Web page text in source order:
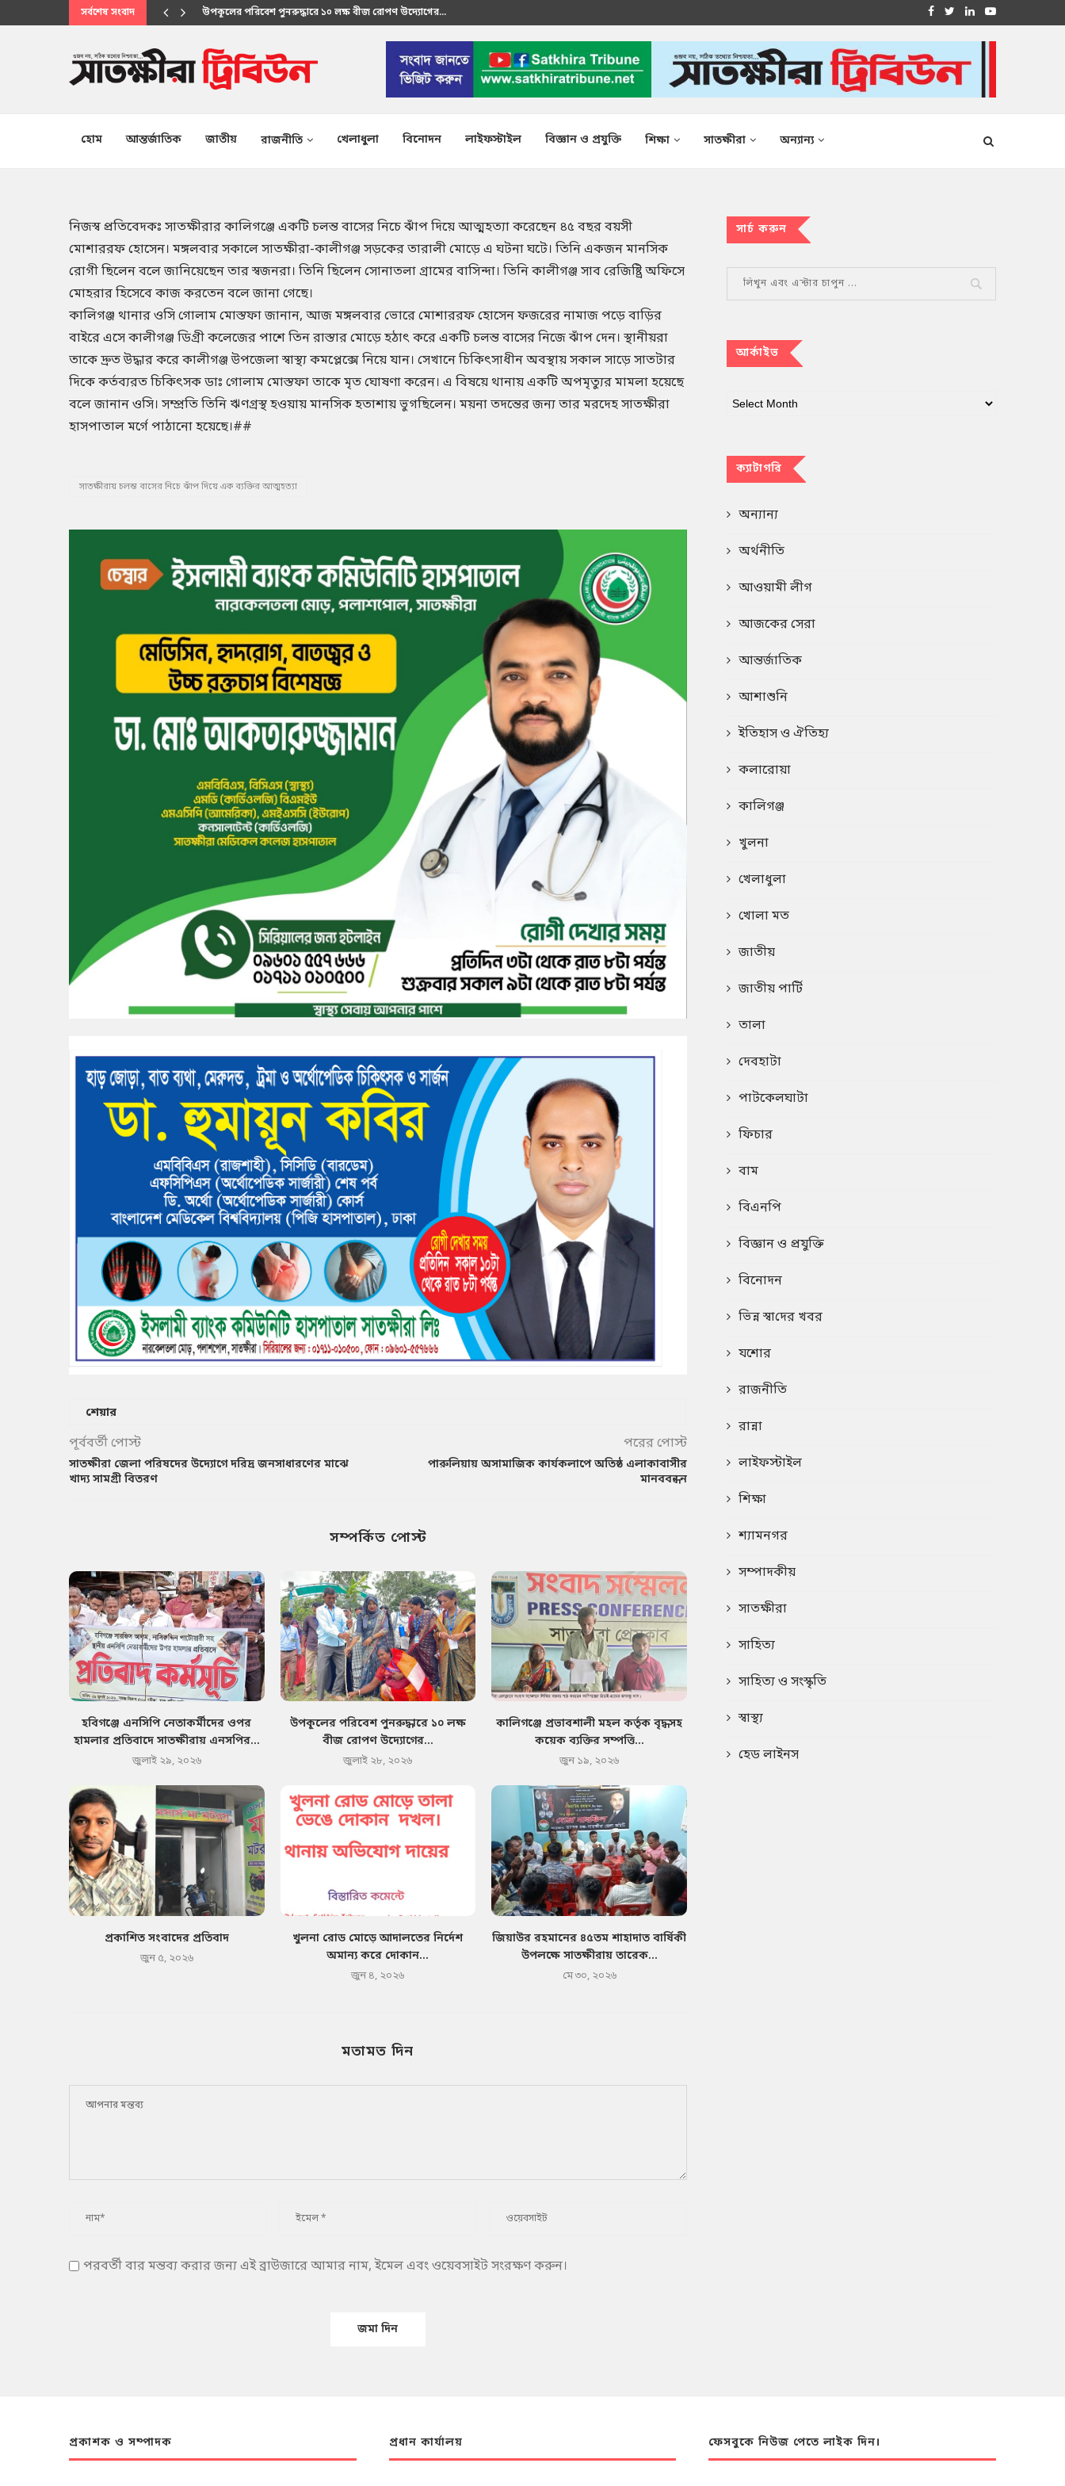
সর্বশেষ সংবাদ মানবিক সেবায় উপকূলবাসীর আস্থার প্রতীক এস এম শাকির...
হোম আন্তর্জাতিক জাতীয় রাজনীতি খেলাধুলা বিনোদন লাইফস্টাইল বিজ্ঞান ও প্রযুক্তি শিক্ষা সাতক্ষীরা অন্যান্য
নিজস্ব প্রতিবেদকঃ সাতক্ষীরার কালিগঞ্জে একটি চলন্ত বাসের নিচে ঝাঁপ দিয়ে আত্মহত্যা করেছেন ৪৫ বছর বয়সী
মোশাররফ হোসেন। মঙ্গলবার সকালে সাতক্ষীরা-কালীগঞ্জ সড়কের তারালী মোড়ে এ ঘটনা ঘটে। তিনি একজন মানসিক
রোগী ছিলেন বলে জানিয়েছেন তার স্বজনরা। তিনি ছিলেন সোনাতলা গ্রামের বাসিন্দা। তিনি কালীগঞ্জ সাব রেজিষ্ট্রি অফিসে
মোহরার হিসেবে কাজ করতেন বলে জানা গেছে।
কালিগঞ্জ থানার ওসি গোলাম মোস্তফা জানান, আজ মঙ্গলবার ভোরে মোশাররফ হোসেন ফজরের নামাজ পড়ে বাড়ির
বাইরে এসে কালীগঞ্জ ডিগ্রী কলেজের পাশে তিন রাস্তার মোড়ে হঠাৎ করে একটি চলন্ত বাসের নিজে ঝাঁপ দেন। স্থানীয়রা
তাকে দ্রুত উদ্ধার করে কালীগঞ্জ উপজেলা স্বাস্থ্য কমপ্লেক্সে নিয়ে যান। সেখানে চিকিৎসাধীন অবস্থায় সকাল সাড়ে সাতটার
দিকে কর্তব্যরত চিকিৎসক ডাঃ গোলাম মোস্তফা তাকে মৃত ঘোষণা করেন। এ বিষয়ে থানায় একটি অপমৃত্যুর মামলা হয়েছে
বলে জানান ওসি। সম্প্রতি তিনি ঋণগ্রস্থ হওয়ায় মানসিক হতাশায় ভুগছিলেন। ময়না তদন্তের জন্য তার মরদেহ সাতক্ষীরা
হাসপাতাল মর্গে পাঠানো হয়েছে।##
সাতক্ষীরায় চলন্ত বাসের নিচে ঝাঁপ দিয়ে এক ব্যক্তির আত্মহত্যা
শেয়ার
পূর্ববর্তী পোস্ট
সাতক্ষীরা জেলা পরিষদের উদ্যোগে দরিদ্র জনসাধারণের মাঝে
খাদ্য সামগ্রী বিতরণ
পরের পোস্ট
পারুলিয়ায় অসামাজিক কার্যকলাপে অতিষ্ঠ এলাকাবাসীর
মানববন্ধন
সম্পর্কিত পোস্ট
হবিগঞ্জে এনসিপি নেতাকর্মীদের ওপর
হামলার প্রতিবাদে সাতক্ষীরায় এনসপির...
জুলাই ২৯, ২০২৬
উপকূলের পরিবেশ পুনরুদ্ধারে ১০ লক্ষ
বীজ রোপণ উদ্যোগের...
জুলাই ২৮, ২০২৬
কালিগঞ্জে প্রভাবশালী মহল কর্তৃক বৃদ্ধসহ
কয়েক ব্যক্তির সম্পত্তি...
জুন ১৯, ২০২৬
প্রকাশিত সংবাদের প্রতিবাদ
জুন ৫, ২০২৬
খুলনা রোড মোড়ে আদালতের নির্দেশ
অমান্য করে দোকান...
জুন ৪, ২০২৬
জিয়াউর রহমানের ৪৫তম শাহাদাত বার্ষিকী
উপলক্ষে সাতক্ষীরায় তারেক...
মে ৩০, ২০২৬
মতামত দিন
পরবর্তী বার মন্তব্য করার জন্য এই ব্রাউজারে আমার নাম, ইমেল এবং ওয়েবসাইট সংরক্ষণ করুন।
সার্চ করুন
আর্কাইভ
ক্যাটাগরি
অন্যান্য
অর্থনীতি
আওয়ামী লীগ
আজকের সেরা
আন্তর্জাতিক
আশাশুনি
ইতিহাস ও ঐতিহ্য
কলারোয়া
কালিগঞ্জ
খুলনা
খেলাধুলা
খোলা মত
জাতীয়
জাতীয় পার্টি
তালা
দেবহাটা
পাটকেলঘাটা
ফিচার
বাম
বিএনপি
বিজ্ঞান ও প্রযুক্তি
বিনোদন
ভিন্ন স্বা‌দের খবর
যশোর
রাজনীতি
রান্না
লাইফস্টাইল
শিক্ষা
শ্যামনগর
সম্পাদকীয়
সাতক্ষীরা
সাহিত্য
সাহিত্য ও সংস্কৃতি
স্বাস্থ্য
হেড লাইনস
প্রকাশক ও সম্পাদক প্রধান কার্যালয় ফেসবুকে নিউজ পেতে লাইক দিন।